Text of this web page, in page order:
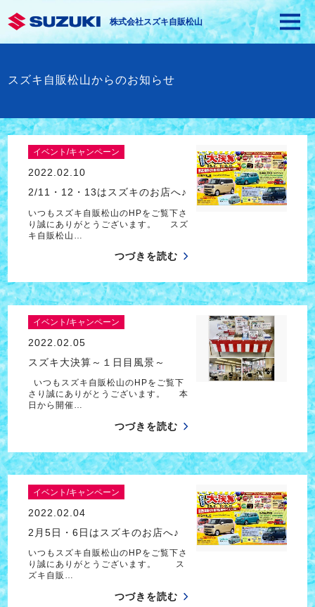
株式会社スズキ自販松山
スズキ自販松山からのお知らせ
イベント/キャンペーン
2022.02.10
2/11・12・13はスズキのお店へ♪
いつもスズキ自販松山のHPをご覧下さ
り誠にありがとうございます。 スズ
キ自販松山…
つづきを読む
イベント/キャンペーン
2022.02.05
スズキ大決算～１日目風景～
いつもスズキ自販松山のHPをご覧下
さり誠にありがとうございます。 本
日から開催…
つづきを読む
イベント/キャンペーン
2022.02.04
2月5日・6日はスズキのお店へ♪
いつもスズキ自販松山のHPをご覧下さ
り誠にありがとうございます。 ス
ズキ自販…
つづきを読む